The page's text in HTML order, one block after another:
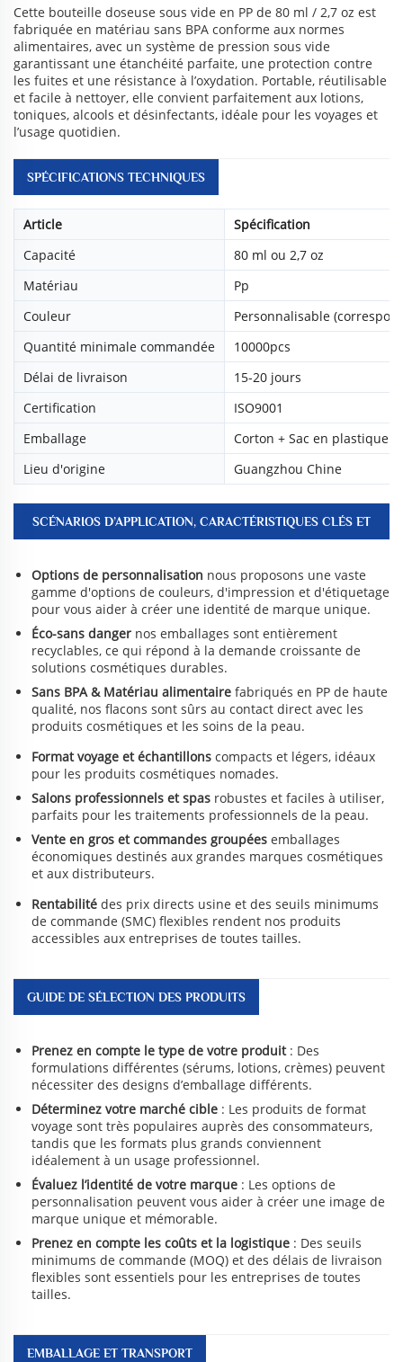
Cette bouteille doseuse sous vide en PP de 80 ml / 2,7 oz est
fabriquée en matériau sans BPA conforme aux normes
alimentaires, avec un système de pression sous vide
garantissant une étanchéité parfaite, une protection contre
les fuites et une résistance à l’oxydation. Portable, réutilisable
et facile à nettoyer, elle convient parfaitement aux lotions,
toniques, alcools et désinfectants, idéale pour les voyages et
l’usage quotidien.
SPÉCIFICATIONS TECHNIQUES
Article
Spécification
Capacité
80 ml ou 2,7 oz
Matériau
Pp
Couleur
Personnalisable
Quantité minimale commandée
10000pcs
Délai de livraison
15-20 jours
Certification
ISO9001
Emballage
Corton + Sac en plastique
Lieu d'origine
Guangzhou Chine
SCÉNARIOS D’APPLICATION, CARACTÉRISTIQUES CLÉS ET
Options de personnalisation nous proposons une vaste
gamme d'options de couleurs, d'impression et d'étiquetage
pour vous aider à créer une identité de marque unique.
Éco-sans danger nos emballages sont entièrement
recyclables, ce qui répond à la demande croissante de
solutions cosmétiques durables.
Sans BPA & Matériau alimentaire fabriqués en PP de haute
qualité, nos flacons sont sûrs au contact direct avec les
produits cosmétiques et les soins de la peau.
Format voyage et échantillons compacts et légers, idéaux
pour les produits cosmétiques nomades.
Salons professionnels et spas robustes et faciles à utiliser,
parfaits pour les traitements professionnels de la peau.
Vente en gros et commandes groupées emballages
économiques destinés aux grandes marques cosmétiques
et aux distributeurs.
Rentabilité des prix directs usine et des seuils minimums
de commande (SMC) flexibles rendent nos produits
accessibles aux entreprises de toutes tailles.
GUIDE DE SÉLECTION DES PRODUITS
Prenez en compte le type de votre produit : Des
formulations différentes (sérums, lotions, crèmes) peuvent
nécessiter des designs d’emballage différents.
Déterminez votre marché cible : Les produits de format
voyage sont très populaires auprès des consommateurs,
tandis que les formats plus grands conviennent
idéalement à un usage professionnel.
Évaluez l’identité de votre marque : Les options de
personnalisation peuvent vous aider à créer une image de
marque unique et mémorable.
Prenez en compte les coûts et la logistique : Des seuils
minimums de commande (MOQ) et des délais de livraison
flexibles sont essentiels pour les entreprises de toutes
tailles.
EMBALLAGE ET TRANSPORT